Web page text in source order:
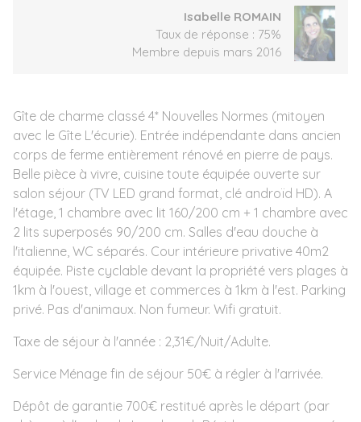
Isabelle ROMAIN
Taux de réponse : 75%
Membre depuis mars 2016
Gîte de charme classé 4* Nouvelles Normes (mitoyen
avec le Gîte L'écurie). Entrée indépendante dans ancien
corps de ferme entièrement rénové en pierre de pays.
Belle pièce à vivre, cuisine toute équipée ouverte sur
salon séjour (TV LED grand format, clé androïd HD). A
l'étage, 1 chambre avec lit 160/200 cm + 1 chambre avec
2 lits superposés 90/200 cm. Salles d'eau douche à
l'italienne, WC séparés. Cour intérieure privative 40m2
équipée. Piste cyclable devant la propriété vers plages à
1km à l'ouest, village et commerces à 1km à l'est. Parking
privé. Pas d'animaux. Non fumeur. Wifi gratuit.
Taxe de séjour à l'année : 2,31€/Nuit/Adulte.
Service Ménage fin de séjour 50€ à régler à l'arrivée.
Dépôt de garantie 700€ restitué après le départ (par